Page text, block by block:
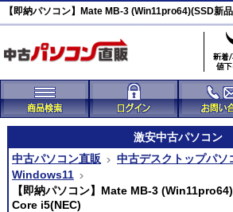
【即納パソコン】Mate MB-3 (Win11pro64)(SSD
激安中古パソコン
中古パソコン直販
中古デスクトップパソ
Windows11
【即納パソコン】Mate MB-3
Core i5(NEC)